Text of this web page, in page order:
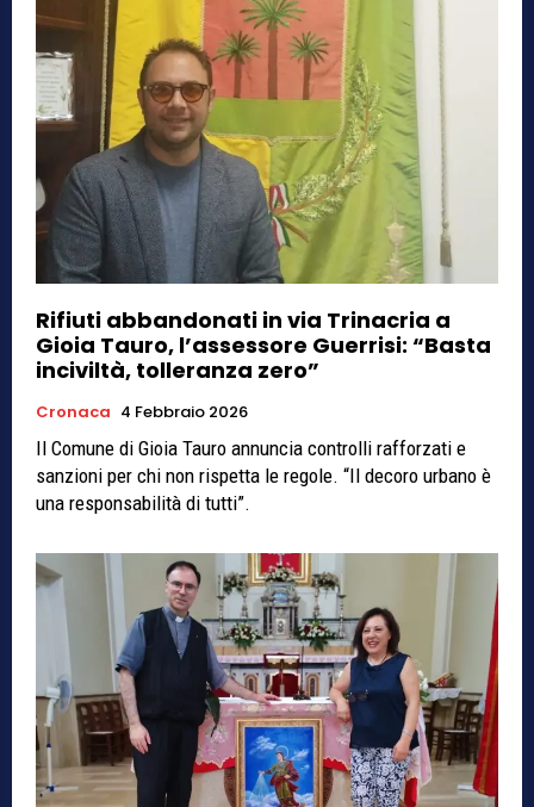
Rifiuti abbandonati in via Trinacria a
Gioia Tauro, l’assessore Guerrisi: “Basta
inciviltà, tolleranza zero”
Cronaca 4 Febbraio 2026
Il Comune di Gioia Tauro annuncia controlli rafforzati e
sanzioni per chi non rispetta le regole. “Il decoro urbano è
una responsabilità di tutti”.